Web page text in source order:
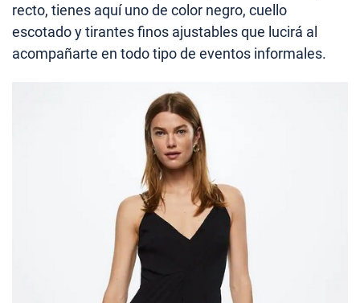
recto, tienes aquí uno de color negro, cuello
escotado y tirantes finos ajustables que lucirá al
acompañarte en todo tipo de eventos informales.